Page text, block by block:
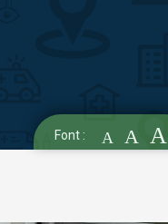
Font : A A A